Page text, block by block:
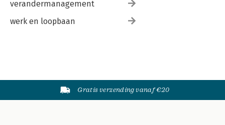
verandermanagement
werk en loopbaan
Gratis verzending vanaf €20